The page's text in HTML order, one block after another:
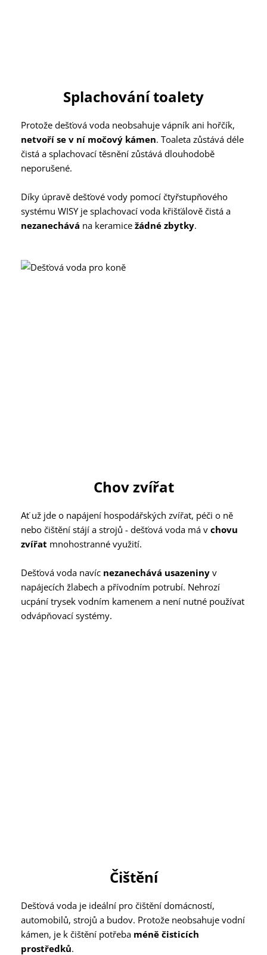
Splachování toalety
Protože dešťová voda neobsahuje vápník ani hořčík,
netvoří se v ní močový kámen. Toaleta zůstává déle
čistá a splachovací těsnění zůstává dlouhodobě
neporušené.
Díky úpravě dešťové vody pomocí čtyřstupňového
systému WISY je splachovací voda křišťálově čistá a
nezanechává na keramice žádné zbytky.
Chov zvířat
Ať už jde o napájení hospodářských zvířat, péči o ně
nebo čištění stájí a strojů - dešťová voda má v chovu
zvířat mnohostranné využití.
Dešťová voda navíc nezanechává usazeniny v
napájecích žlabech a přívodním potrubí. Nehrozí
ucpání trysek vodním kamenem a není nutné používat
odvápňovací systémy.
Čištění
Dešťová voda je ideální pro čištění domácností,
automobilů, strojů a budov. Protože neobsahuje vodní
kámen, je k čištění potřeba méně čisticích
prostředků.